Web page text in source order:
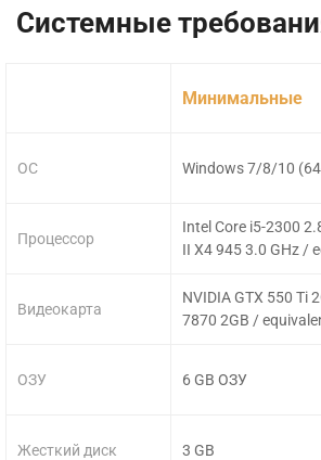
Системные
ОС
Процессор
Видеокарта
ОЗУ
Жесткий диск
Минимальные
Windows 7/8/10
Intel Core i5-2300
II X4 945 3.0 GHz /
NVIDIA GTX 550 Ti
7870 2GB /
6 GB ОЗУ
3 GB